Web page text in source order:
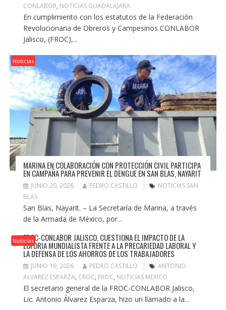
CONLABOR, NOTICIAS GUADALAJARA
En cumplimiento con los estatutos de la Federación
Revolucionaria de Obreros y Campesinos CONLABOR
Jalisco, (FROC),...
Noticias
MARINA EN COLABORACIÓN CON PROTECCIÓN CIVIL PARTICIPA
EN CAMPAÑA PARA PREVENIR EL DENGUE EN SAN BLAS, NAYARIT
JUNIO 20, 2026 PEDRO CASTILLO
NOTICIAS SAN
BLAS
San Blas, Nayarit. – La Secretaría de Marina, a través
de la Armada de México, por...
NoticiasFROC-CONLABOR JALISCO, CUESTIONA EL IMPACTO DE LA
EUFORIA MUNDIALISTA FRENTE A LA PRECARIEDAD LABORAL Y
LA DEFENSA DE LOS AHORROS DE LOS TRABAJADORES
JUNIO 19, 2026 PEDRO CASTILLO
ANTONIO
ALVAREZ ESPARZA, CROC, FROC, NOTICIAS MEXICO
El secretario general de la FROC-CONLABOR Jalisco,
Lic. Antonio Álvarez Esparza, hizo un llamado a la...